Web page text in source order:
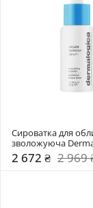
Сироватка для
зволожуюча
мл
2 672 ₴ 2 969